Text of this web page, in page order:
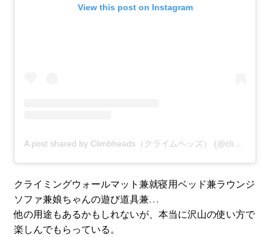
View this post on Instagram
A post shared by Climbheads（クライムヘッズ） (@climbheads)
クライミングウォールマット兼就寝用ベッド兼ラウンジ
ソファ兼娘ちゃんの遊び道具兼…
他の用途もあるかもしれないが、本当に沢山の使い方で
楽しんでもらっている。